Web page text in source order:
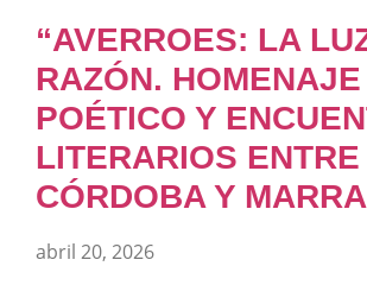
“AVERROES: LA
RAZÓN. HOMENAJE
POÉTICO Y
LITERARIOS ENTRE
CÓRDOBA Y
abril 20, 2026